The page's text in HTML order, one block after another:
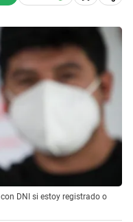
DNI si estoy registrado o